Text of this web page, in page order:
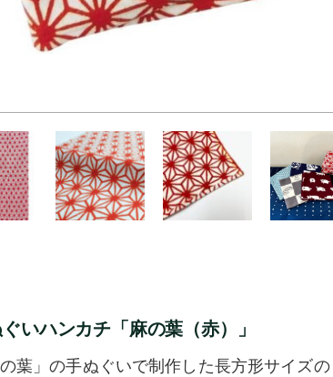
いハンカチ「麻の葉（赤）」
の葉」の手ぬぐいで制作した長方形サイズ